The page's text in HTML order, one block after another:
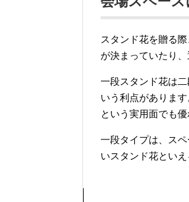
スタンド花を贈る
が決まっていたり
一段スタンド花は
いう利点がありま
という実用面でも優
一段タイプは、ス
いスタンド花といえ